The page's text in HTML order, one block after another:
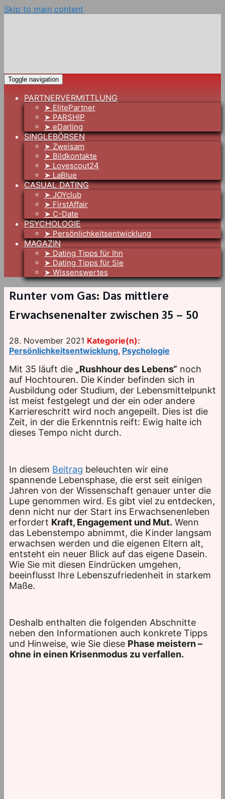
Skip to main content
Toggle navigation
PARTNERVERMITTLUNG
➤ ElitePartner
➤ PARSHIP
➤ eDarling
SINGLEBÖRSEN
➤ Zweisam
➤ Bildkontakte
➤ Lovescout24
➤ LaBlue
CASUAL DATING
➤ JOYclub
➤ FirstAffair
➤ C-Date
PSYCHOLOGIE
➤ Persönlichkeitsentwicklung
MAGAZIN
➤ Dating Tipps für Ihn
➤ Dating Tipps für Sie
➤ Wissenswertes
Runter vom Gas: Das mittlere
Erwachsenenalter zwischen 35 – 50
28. November 2021 Kategorie(n):
Persönlichkeitsentwicklung, Psychologie
Mit 35 läuft die „Rushhour des Lebens“ noch
auf Hochtouren. Die Kinder befinden sich in
Ausbildung oder Studium, der Lebensmittelpunkt
ist meist festgelegt und der ein oder andere
Karriereschritt wird noch angepeilt. Dies ist die
Zeit, in der die Erkenntnis reift: Ewig halte ich
dieses Tempo nicht durch.
In diesem Beitrag beleuchten wir eine
spannende Lebensphase, die erst seit einigen
Jahren von der Wissenschaft genauer unter die
Lupe genommen wird. Es gibt viel zu entdecken,
denn nicht nur der Start ins Erwachsenenleben
erfordert Kraft, Engagement und Mut. Wenn
das Lebenstempo abnimmt, die Kinder langsam
erwachsen werden und die eigenen Eltern alt,
entsteht ein neuer Blick auf das eigene Dasein.
Wie Sie mit diesen Eindrücken umgehen,
beeinflusst Ihre Lebenszufriedenheit in starkem
Maße.
Deshalb enthalten die folgenden Abschnitte
neben den Informationen auch konkrete Tipps
und Hinweise, wie Sie diese Phase meistern –
ohne in einen Krisenmodus zu verfallen.